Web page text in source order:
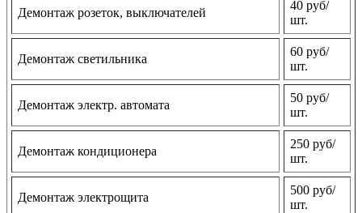
Демонтаж розеток, выключателей
40 руб/
шт.
Демонтаж светильника
60 руб/
шт.
Демонтаж электр. автомата
50 руб/
шт.
Демонтаж кондиционера
250 руб/
шт.
Демонтаж электрощита
500 руб/
шт.